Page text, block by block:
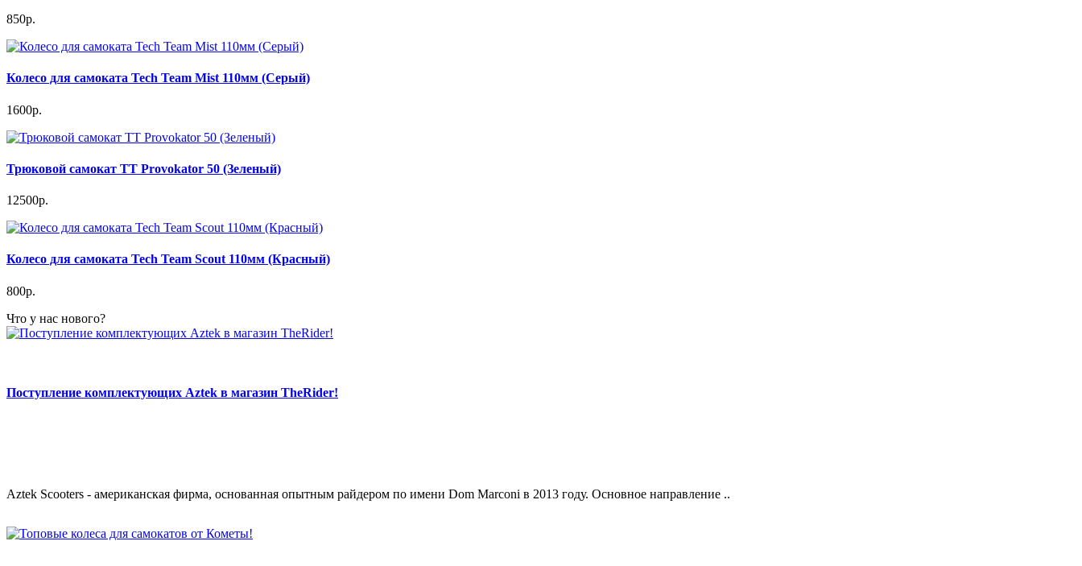
850р.
Колесо для самоката Tech Team Mist 110мм (Серый)
1600р.
Трюковой самокат TT Provokator 50 (Зеленый)
12500р.
Колесо для самоката Tech Team Scout 110мм (Красный)
800р.
Что у нас нового?
Поступление комплектующих Aztek в магазин TheRider!
Aztek Scooters - американская фирма, основанная опытным райдером по имени Dom Marconi в 2013 году. Основное направление ..